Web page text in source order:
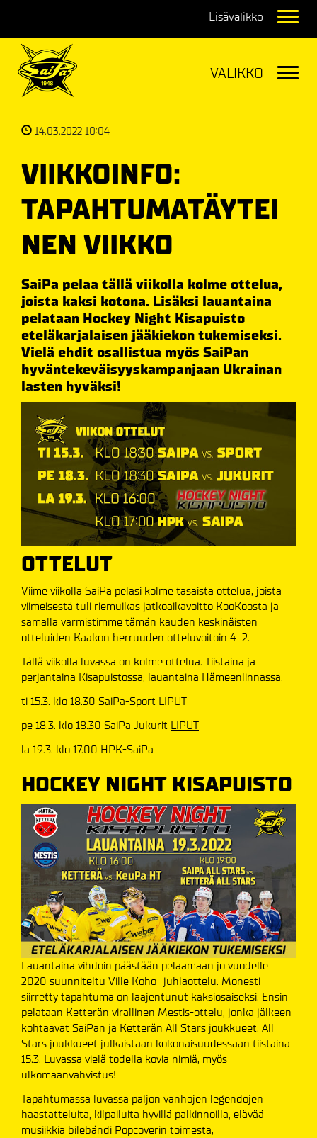
14.03.2022 10:04
VIIKKOINFO:
TAPAHTUMATÄYTEI
NEN VIIKKO
SaiPa pelaa tällä viikolla kolme ottelua,
joista kaksi kotona. Lisäksi lauantaina
pelataan Hockey Night Kisapuisto
eteläkarjalaisen jääkiekon tukemiseksi.
Vielä ehdit osallistua myös SaiPan
hyväntekeväisyyskampanjaan Ukrainan
lasten hyväksi!
OTTELUT
Viime viikolla SaiPa pelasi kolme tasaista ottelua, joista
viimeisestä tuli riemuikas jatkoaikavoitto KooKoosta ja
samalla varmistimme tämän kauden keskinäisten
otteluiden Kaakon herruuden otteluvoitoin 4--2.
Tällä viikolla luvassa on kolme ottelua. Tiistaina ja
perjantaina Kisapuistossa, lauantaina Hämeenlinnassa.
ti 15.3. klo 18.30 SaiPa-Sport LIPUT
pe 18.3. klo 18.30 SaiPa Jukurit LIPUT
la 19.3. klo 17.00 HPK-SaiPa
HOCKEY NIGHT KISAPUISTO
Lauantaina vihdoin päästään pelaamaan jo vuodelle
2020 suunniteltu Ville Koho -juhlaottelu. Monesti
siirretty tapahtuma on laajentunut kaksiosaiseksi. Ensin
pelataan Ketterän virallinen Mestis-ottelu, jonka jälkeen
kohtaavat SaiPan ja Ketterän All Stars joukkueet. All
Stars joukkueet julkaistaan kokonaisuudessaan tiistaina
15.3. Luvassa vielä todella kovia nimiä, myös
ulkomaanvahvistus!
Tapahtumassa luvassa paljon vanhojen legendojen
haastatteluita, kilpailuita hyvillä palkinnoilla, elävää
musiikkia bilebändi Popcoverin toimesta,